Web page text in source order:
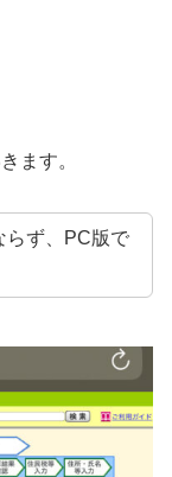
ます。
らず、PC版で